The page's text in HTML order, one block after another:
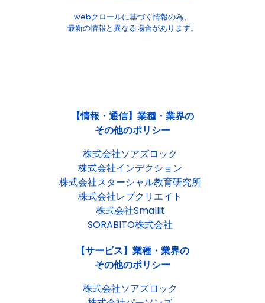
webクロールに基づく情報の為、
最新の情報と異なる場合があります。
【情報・通信】業種・業界の
その他のポリシー
株式会社ソアズロック
株式会社インデクション
株式会社スターシャル教育研究所
株式会社レブクリエイト
株式会社Smallit
SORABITO株式会社
【サービス】業種・業界の
その他のポリシー
株式会社ソアズロック